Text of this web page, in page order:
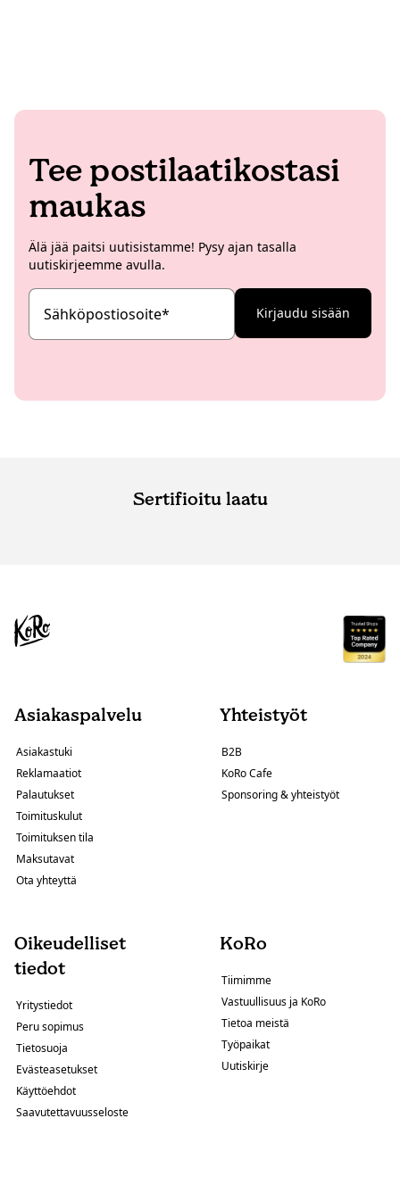
Tee postilaatikostasi
maukas
Älä jää paitsi uutisistamme! Pysy ajan tasalla
uutiskirjeemme avulla.
Sähköpostiosoite* Kirjaudu sisään
Sertifioitu laatu
Asiakaspalvelu
Asiakastuki
Reklamaatiot
Palautukset
Toimituskulut
Toimituksen tila
Maksutavat
Ota yhteyttä
Yhteistyöt
B2B
KoRo Cafe
Sponsoring & yhteistyöt
Oikeudelliset
tiedot
Yritystiedot
Peru sopimus
Tietosuoja
Evästeasetukset
Käyttöehdot
Saavutettavuusseloste
KoRo
Tiimimme
Vastuullisuus ja KoRo
Tietoa meistä
Työpaikat
Uutiskirje